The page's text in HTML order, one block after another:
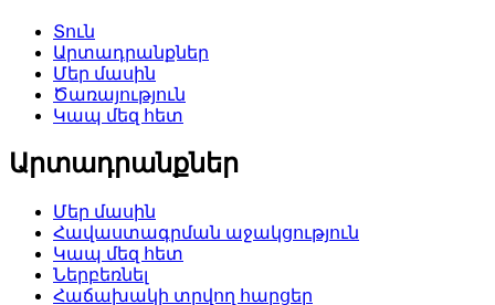
Տուն
Արտադրանքներ
Մեր մասին
Ծառայություն
Կապ մեզ հետ
Արտադրանքներ
Մեր մասին
Հավաստագրման աջակցություն
Կապ մեզ հետ
Ներբեռնել
Հաճախակի տրվող հարցեր